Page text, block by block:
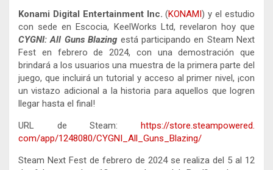
Konami Digital Entertainment Inc.(KONAMI) y el estudio
con sede en Escocia, KeelWorks Ltd, revelaron hoy que
CYGNI: All Guns Blazing está participando en Steam Next
Fest en febrero de 2024, con una demostración que
brindará a los usuarios una muestra de la primera parte del
juego, que incluirá un tutorial y acceso al primer nivel, ¡con
un vistazo adicional a la historia para aquellos que logren
llegar hasta el final!
URL de Steam:
https://store.steampowered.
com/app/1248080/CYGNI_All_ Guns_Blazing/
Steam Next Fest de febrero de 2024 se realiza del 5 al 12